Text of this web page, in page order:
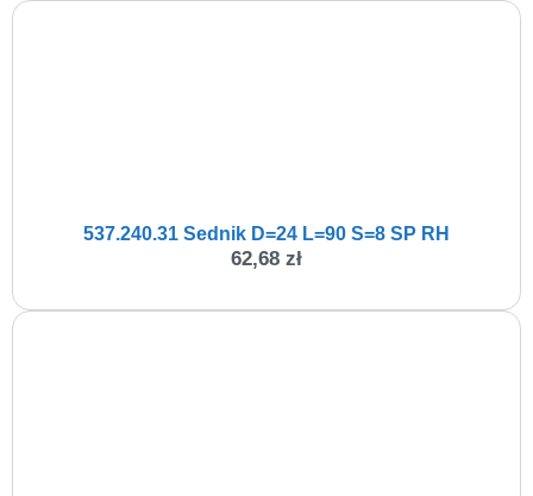
537.240.31 Sednik D=24 L=90 S=8 SP RH
62,68 zł